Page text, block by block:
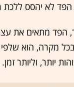
לא יהסס ללכת
הפד מתאים את
מקרה, הוא שלפי
יותר, וליותר זמן.